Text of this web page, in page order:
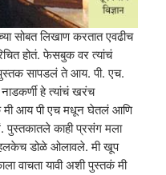
सोबत लिखाण करतात एवढीच
होतं. फेसबुक वर त्यांचं
पुस्तक सापडलं ते आय. पी. एच.
हे त्यांचं खरंच
मी आय पी एच मधून घेतलं आणि
पुस्तकातले काही प्रसंग मला
हलकेच डोळे ओलावले. मी खूप
वाचता यावी अशी पुस्तकं मी